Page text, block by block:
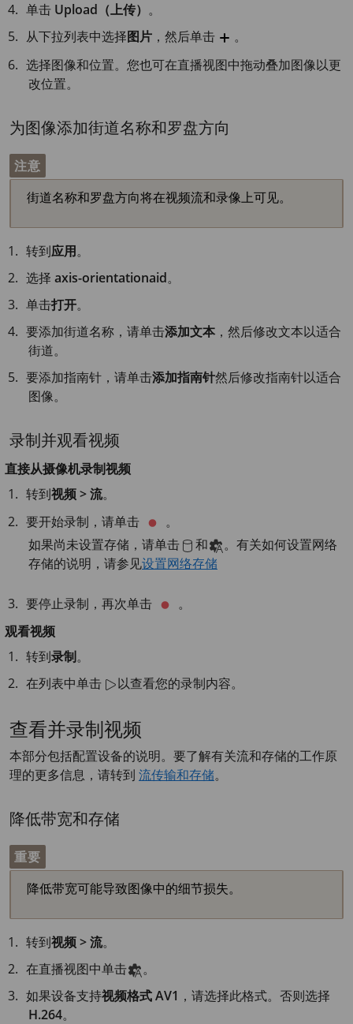
单击 Upload（上传） 。
从下拉列表中选择图片 ，然后单击
。
选择图像和位置。您也可在直播视图中拖动叠加图像以更
改位置。
为图像添加街道名称和罗盘方向
注意
街道名称和罗盘方向将在视频流和录像上可见。
转到应用。
选择axis-orientationaid。
单击打开。
要添加街道名称，请单击添加文本 ，然后修改文本以适合
街道。
要添加指南针，请单击添加指南针然后修改指南针以适合
图像。
录制并观看视频
直接从摄像机录制视频
转到视频 > 流。
要开始录制，请单击
。
如果尚未设置存储，请单击
和
。有关如何设置网络
存储的说明，请参见设置网络存储
要停止录制，再次单击
。
观看视频
转到录制。
在列表中单击
以查看您的录制内容。
查看并录制视频
本部分包括配置设备的说明。要了解有关流和存储的工作原
理的更多信息，请转到 流传输和存储。
降低带宽和存储
重要
降低带宽可能导致图像中的细节损失。
转到视频 > 流。
在直播视图中单击
。
如果设备支持视频格式AV1 ，请选择此格式。否则选择
H.264。